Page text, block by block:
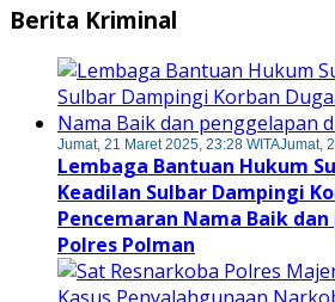
Berita Kriminal
Jumat, 21 Maret 2025, 23:28 WITAJumat,
Lembaga Bantuan Hukum
Keadilan Sulbar Dampingi
Pencemaran Nama Baik
Polres Polman